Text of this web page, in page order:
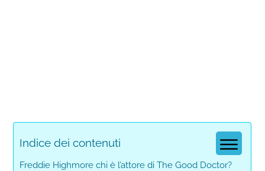
Indice dei contenuti
Freddie Highmore chi è l’attore di The Good Doctor?